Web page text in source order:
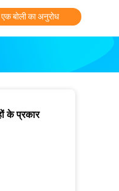
एक बोली का अनुरोध
के प्रकार